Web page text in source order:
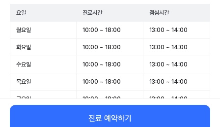
요일 진료시간 점심시간
월요일 10:00 ~ 18:00 13:00 ~ 14:00
화요일 10:00 ~ 18:00 13:00 ~ 14:00
수요일 10:00 ~ 18:00 13:00 ~ 14:00
목요일 10:00 ~ 18:00 13:00 ~ 14:00
금요일 10:00 ~ 18:00 13:00 ~ 14:00
10:00 ~ 13:00
진료 예약하기